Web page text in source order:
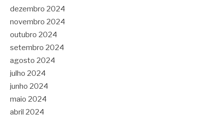
dezembro 2024
novembro 2024
outubro 2024
setembro 2024
agosto 2024
julho 2024
junho 2024
maio 2024
abril 2024